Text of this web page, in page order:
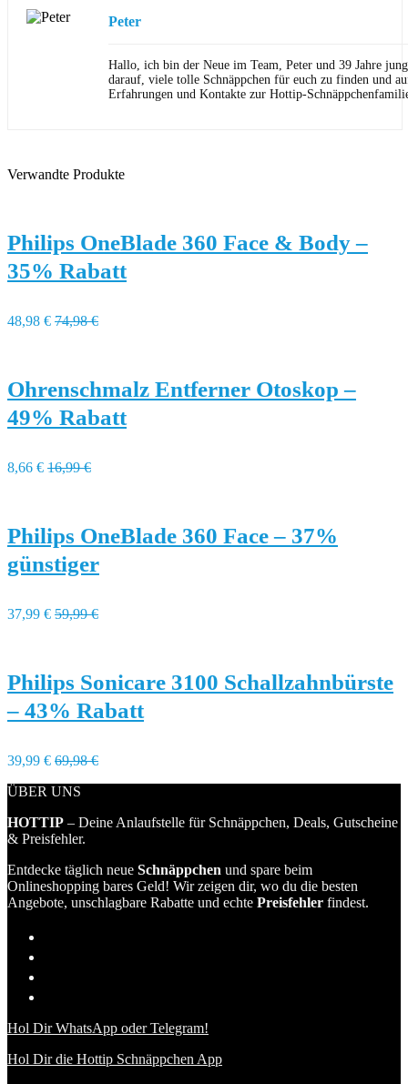
Peter
Hallo, ich bin der Neue im Team, Peter und 39 Jahre
darauf, viele tolle Schnäppchen für euch zu finden und
Erfahrungen und Kontakte zur Hottip-
Verwandte Produkte
Philips OneBlade 360 Face & Body –
35% Rabatt
48,98 € 74,98 €
Ohrenschmalz Entferner Otoskop –
49% Rabatt
8,66 € 16,99 €
Philips OneBlade 360 Face – 37%
günstiger
37,99 € 59,99 €
Philips Sonicare 3100 Schallzahnbürste
– 43% Rabatt
39,99 € 69,98 €
ÜBER UNS
HOTTIP – Deine Anlaufstelle für Schnäppchen, Deals, Gutscheine
& Preisfehler.
Entdecke täglich neue Schnäppchen und spare beim
Onlineshopping bares Geld! Wir zeigen dir, wo du die besten
Angebote, unschlagbare Rabatte und echte Preisfehler findest.
Hol Dir WhatsApp oder Telegram!
Hol Dir die Hottip Schnäppchen App